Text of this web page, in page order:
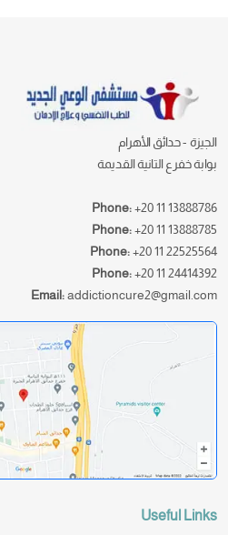
الجيزة - حدائق الأهرام
بوابة خفرع التانية القديمة
Phone:+20 11 13888786
Phone:+20 11 13888785
Phone:+20 11 22525564
Phone:+20 11 24414392
Email:addictioncure2@gmail.com
Useful Links